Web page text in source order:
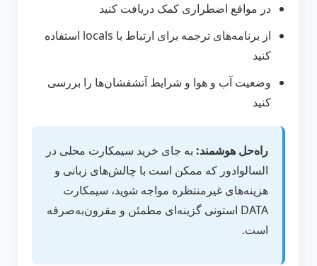
در مواقع اضطراری کمک دریافت کنید
از برنامه‌های ترجمه برای ارتباط با locals استفاده
کنید
وضعیت آب و هوا و شرایط آتشفشان‌ها را بررسی
کنید
راه‌حل هوشمند: به جای خرید سیمکارت محلی در
السالوادور که ممکن است با چالش‌های زبانی و
هزینه‌های غیرمنتظره مواجه شوید، سیمکارت
DATA استونی گزینه‌ای مطمئن و مقرون‌به‌صرفه
است.